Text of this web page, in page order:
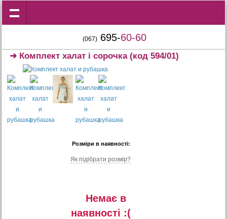
(067) 695-60-60
➜ Комплект халат і сорочка(код 594/01)
Розміри в наявності:
Як підібрати розмір?
Немає в
наявностi :(